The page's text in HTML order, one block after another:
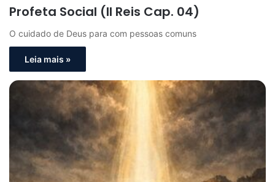
Profeta Social (II Reis Cap. 04)
O cuidado de Deus para com pessoas comuns
Leia mais »